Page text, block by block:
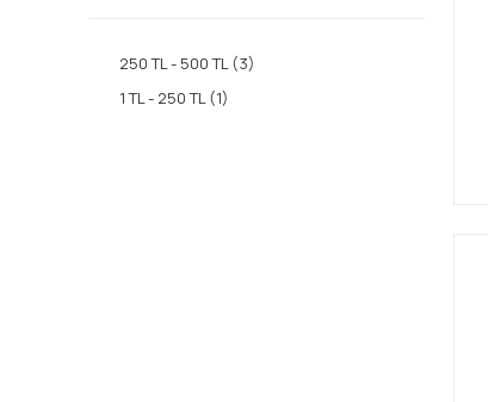
250 TL - 500 TL (3)
1 TL - 250 TL (1)